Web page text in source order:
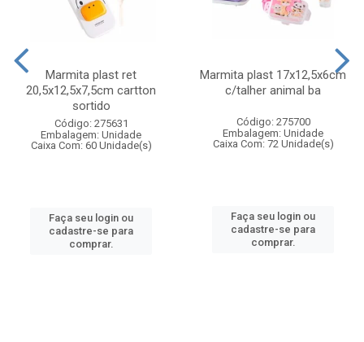
Marmita plast ret
20,5x12,5x7,5cm cartton
sortido
Código: 275631
Embalagem: Unidade
Caixa Com: 60 Unidade(s)
Faça seu login ou
cadastre-se para
comprar.
Marmita plast 17x12,5x6cm
c/talher animal ba
Código: 275700
Embalagem: Unidade
Caixa Com: 72 Unidade(s)
Faça seu login ou
cadastre-se para
comprar.